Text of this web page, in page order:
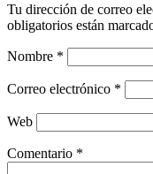
Tu dirección de correo
obligatorios están
Nombre *
Correo electrónico *
Web
Comentario *